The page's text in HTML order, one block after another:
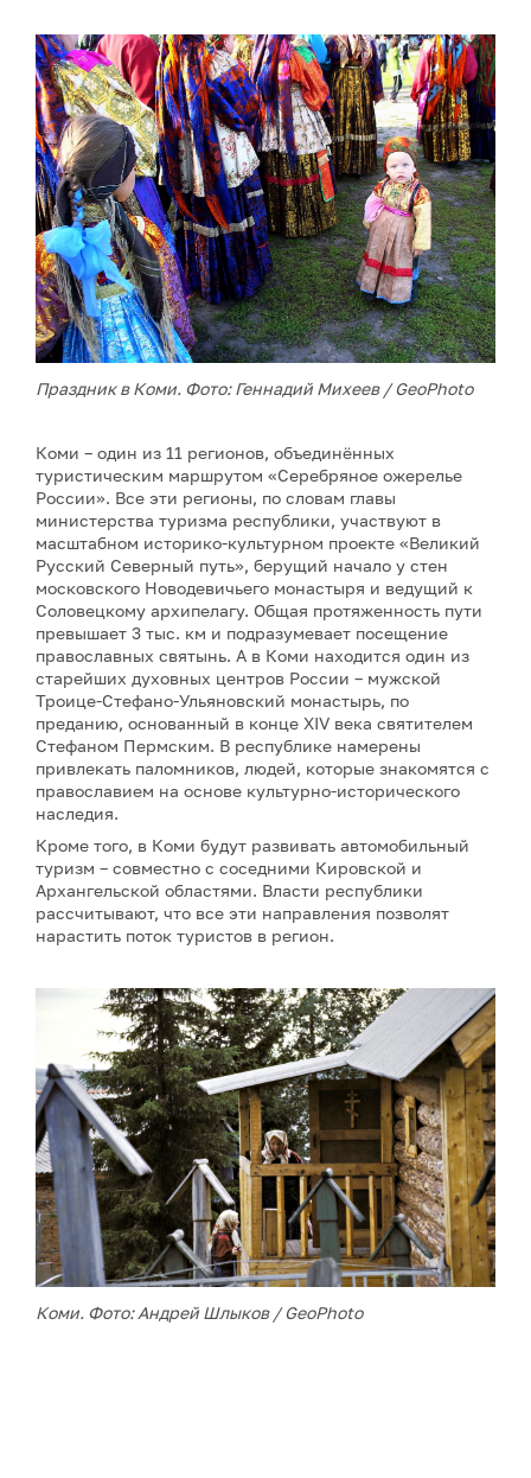
Праздник в Коми. Фото: Геннадий Михеев / GeoPhoto
Коми – один из 11 регионов, объединённых
туристическим маршрутом «Серебряное ожерелье
России». Все эти регионы, по словам главы
министерства туризма республики, участвуют в
масштабном историко-культурном проекте «Великий
Русский Северный путь», берущий начало у стен
московского Новодевичьего монастыря и ведущий к
Соловецкому архипелагу. Общая протяженность пути
превышает 3 тыс. км и подразумевает посещение
православных святынь. А в Коми находится один из
старейших духовных центров России – мужской
Троице-Стефано-Ульяновский монастырь, по
преданию, основанный в конце XIV века святителем
Стефаном Пермским. В республике намерены
привлекать паломников, людей, которые знакомятся с
православием на основе культурно-исторического
наследия.
Кроме того, в Коми будут развивать автомобильный
туризм – совместно с соседними Кировской и
Архангельской областями. Власти республики
рассчитывают, что все эти направления позволят
нарастить поток туристов в регион.
Коми. Фото: Андрей Шлыков / GeoPhoto